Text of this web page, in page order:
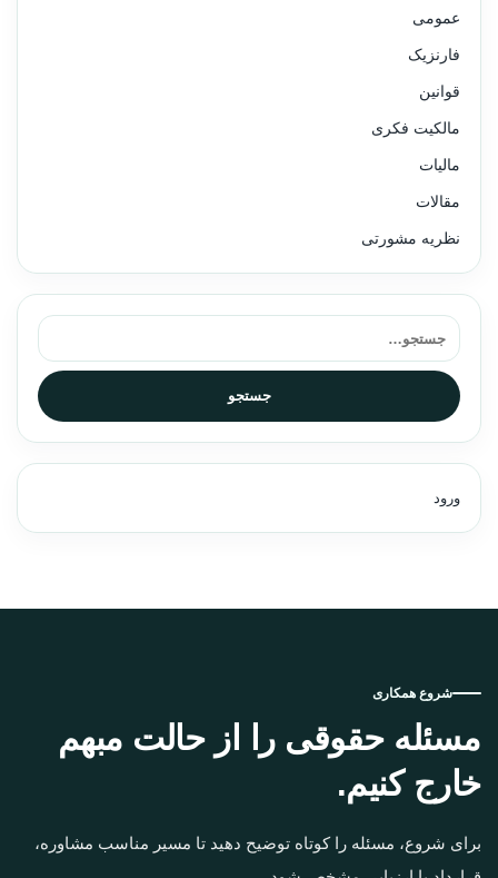
عمومی
فارنزیک
قوانین
مالکیت فکری
مالیات
مقالات
نظریه مشورتی
جستجو برای:
جستجو
ورود
شروع همکاری
مسئله حقوقی را از حالت مبهم
خارج کنیم.
برای شروع، مسئله را کوتاه توضیح دهید تا مسیر مناسب مشاوره،